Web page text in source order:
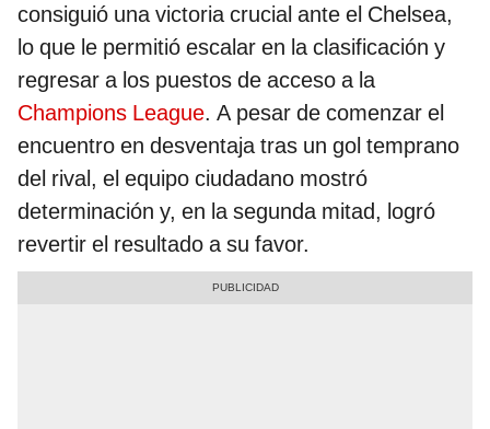
consiguió una victoria crucial ante el Chelsea,
lo que le permitió escalar en la clasificación y
regresar a los puestos de acceso a la
Champions League. A pesar de comenzar el
encuentro en desventaja tras un gol temprano
del rival, el equipo ciudadano mostró
determinación y, en la segunda mitad, logró
revertir el resultado a su favor.